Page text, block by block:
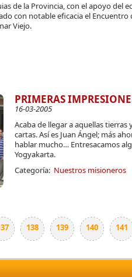
de la Provincia, con el apoyo del
con notable eficacia el Encuentro
Viejo.
PRIMERAS
16-03-2005
Acaba de llegar a aquellas
cartas. Así es Juan Ángel; más
hablar mucho… Entresacamos
Yogyakarta.
Categoría: Nuestros misioneros
138 139 140 141